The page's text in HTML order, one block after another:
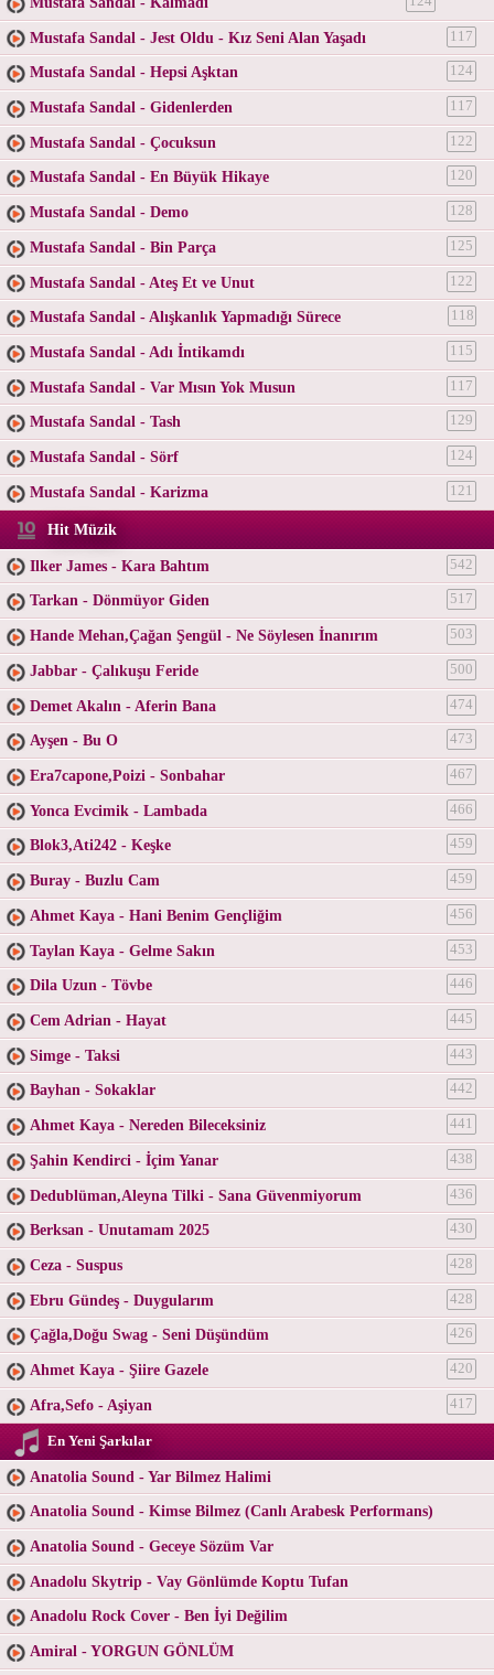
Mustafa Sandal - Jest Oldu - Kız Seni Alan Yaşadı 117
Mustafa Sandal - Hepsi Aşktan 124
Mustafa Sandal - Gidenlerden 117
Mustafa Sandal - Çocuksun 122
Mustafa Sandal - En Büyük Hikaye 120
Mustafa Sandal - Demo 128
Mustafa Sandal - Bin Parça 125
Mustafa Sandal - Ateş Et ve Unut 122
Mustafa Sandal - Alışkanlık Yapmadığı Sürece 118
Mustafa Sandal - Adı İntikamdı 115
Mustafa Sandal - Var Mısın Yok Musun 117
Mustafa Sandal - Tash 129
Mustafa Sandal - Sörf 124
Mustafa Sandal - Karizma 121
Hit Müzik
Ilker James - Kara Bahtım 542
Tarkan - Dönmüyor Giden 517
Hande Mehan,Çağan Şengül - Ne Söylesen İnanırım 503
Jabbar - Çalıkuşu Feride 500
Demet Akalın - Aferin Bana 474
Ayşen - Bu O 473
Era7capone,Poizi - Sonbahar 467
Yonca Evcimik - Lambada 466
Blok3,Ati242 - Keşke 459
Buray - Buzlu Cam 459
Ahmet Kaya - Hani Benim Gençliğim 456
Taylan Kaya - Gelme Sakın 453
Dila Uzun - Tövbe 446
Cem Adrian - Hayat 445
Simge - Taksi 443
Bayhan - Sokaklar 442
Ahmet Kaya - Nereden Bileceksiniz 441
Şahin Kendirci - İçim Yanar 438
Dedublüman,Aleyna Tilki - Sana Güvenmiyorum 436
Berksan - Unutamam 2025 430
Ceza - Suspus 428
Ebru Gündeş - Duygularım 428
Çağla,Doğu Swag - Seni Düşündüm 426
Ahmet Kaya - Şiire Gazele 420
Afra,Sefo - Aşiyan 417
En Yeni Şarkılar
Anatolia Sound - Yar Bilmez Halimi
Anatolia Sound - Kimse Bilmez (Canlı Arabesk Performans)
Anatolia Sound - Geceye Sözüm Var
Anadolu Skytrip - Vay Gönlümde Koptu Tufan
Anadolu Rock Cover - Ben İyi Değilim
Amiral - YORGUN GÖNLÜM